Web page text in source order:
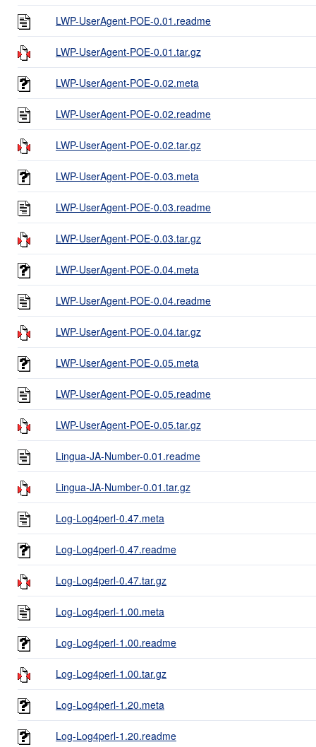
LWP-UserAgent-POE-0.01.readme
LWP-UserAgent-POE-0.01.tar.gz
LWP-UserAgent-POE-0.02.meta
LWP-UserAgent-POE-0.02.readme
LWP-UserAgent-POE-0.02.tar.gz
LWP-UserAgent-POE-0.03.meta
LWP-UserAgent-POE-0.03.readme
LWP-UserAgent-POE-0.03.tar.gz
LWP-UserAgent-POE-0.04.meta
LWP-UserAgent-POE-0.04.readme
LWP-UserAgent-POE-0.04.tar.gz
LWP-UserAgent-POE-0.05.meta
LWP-UserAgent-POE-0.05.readme
LWP-UserAgent-POE-0.05.tar.gz
Lingua-JA-Number-0.01.readme
Lingua-JA-Number-0.01.tar.gz
Log-Log4perl-0.47.meta
Log-Log4perl-0.47.readme
Log-Log4perl-0.47.tar.gz
Log-Log4perl-1.00.meta
Log-Log4perl-1.00.readme
Log-Log4perl-1.00.tar.gz
Log-Log4perl-1.20.meta
Log-Log4perl-1.20.readme